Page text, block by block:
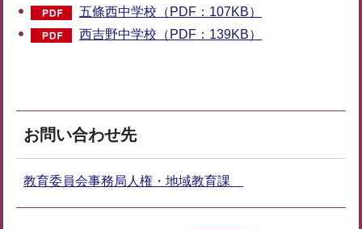
五條西中学校（PDF：107KB）
西吉野中学校（PDF：139KB）
お問い合わせ先
教育委員会事務局人権・地域教育課